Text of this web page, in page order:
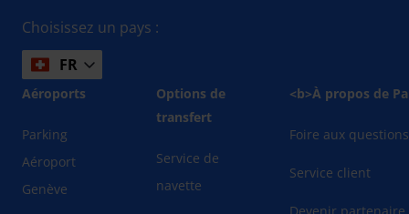
Choisissez un pays :
FR
Aéroports
Parking
Aéroport
Genève
Options de
transfert
Service de
navette
<b>À propos de
Foire aux questions
Service client